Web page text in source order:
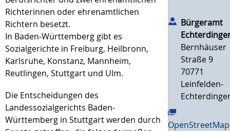
Richterinnen oder ehrenamtlichen
Richtern besetzt.
In Baden-Württemberg gibt es
Sozialgerichte in Freiburg, Heilbronn,
Karlsruhe, Konstanz, Mannheim,
Reutlingen, Stuttgart und Ulm.
Die Entscheidungen des
Landessozialgerichts Baden-
Württemberg in Stuttgart werden durch
Bürgeramt
Bernhäuser
Straße 9
70771
Leinfelden-
OpenStreetMap